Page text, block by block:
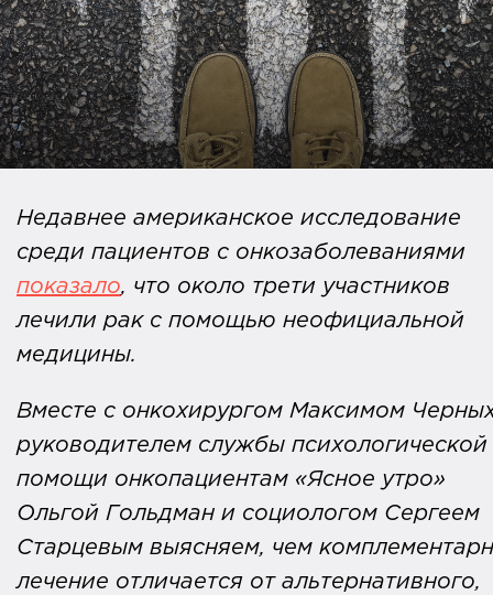
Недавнее американское исследование
среди пациентов с онкозаболеваниями
показало, что около трети участников
лечили рак с помощью неофициальной
медицины.
Вместе с онкохирургом Максимом
руководителем службы психологической
помощи онкопациентам «Ясное утро»
Ольгой Гольдман и социологом Сергеем
Старцевым выясняем, чем
лечение отличается от альтернативного,